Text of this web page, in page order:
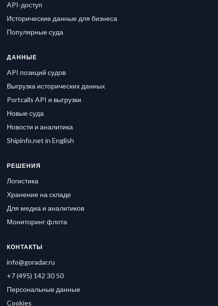
API-доступ
Исторические данные для бизнеса
Популярные суда
ДАННЫЕ
API позиций судов
Выгрузка исторических данных
Portcalls API и выгрузки
Новые суда
Новости и аналитика
Shipinfo.net in English
РЕШЕНИЯ
Логистика
Хранение на складе
Для медиа и аналитиков
Мониторинг флота
КОНТАКТЫ
info@goradar.ru
+7 (495) 142 30 50
Персональные данные
Cookies